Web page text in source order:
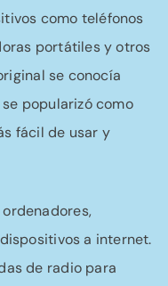
como teléfonos
portátiles y otros
se conocía
se popularizó como
fácil de usar y
a internet.
de radio para